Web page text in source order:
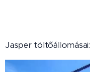
Jasper töltőállomásai: